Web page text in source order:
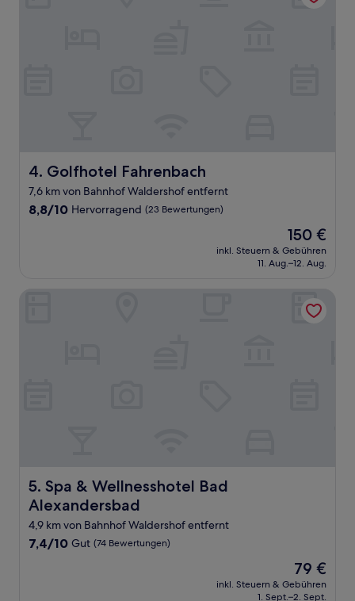
4. Golfhotel Fahrenbach
Golfhotel Fahrenbach
7,6 km von Bahnhof Waldershof entfernt
8.8
8,8/10 Hervorragend (23 Bewertungen)
Der
Preis
beträgt
150 €
inkl. Steuern & Gebühren
11. Aug.–12. Aug.
5. Spa & Wellnesshotel Bad
Alexandersbad
Spa & Wellnesshotel Bad Alexandersbad
4,9 km von Bahnhof Waldershof entfernt
7.4
7,4/10 Gut (74 Bewertungen)
Der
Preis
beträgt
79 €
inkl. Steuern & Gebühren
1. Sept.–2. Sept.